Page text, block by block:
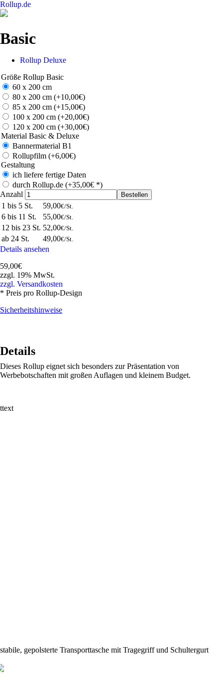
Rollup.de
Basic
Rollup Deluxe
Größe Rollup Basic
60 x 200 cm
80 x 200 cm (+10,00€)
85 x 200 cm (+15,00€)
100 x 200 cm (+20,00€)
120 x 200 cm (+30,00€)
Material Basic & Deluxe
Bannermaterial B1
Rollupfilm (+6,00€)
Gestaltung
ich liefere fertige Daten
durch Rollup.de (+35,00€ *)
Anzahl
Bestellen
1 bis 5 St. 59,00€/St.
6 bis 11 St. 55,00€/St.
12 bis 23 St. 52,00€/St.
ab 24 St. 49,00€/St.
Details ansehen
59,00€
zzgl. 19% MwSt.
zzgl. Versandkosten
* Preis pro Rollup-Design
Sicherheitshinweise
Details
Dieses Rollup eignet sich besonders zur Präsentation von
Werbebotschaften mit großen Auflagen und kleinem Budget.
stabile, gepolsterte Transporttasche mit Tragegriff und Schultergurt